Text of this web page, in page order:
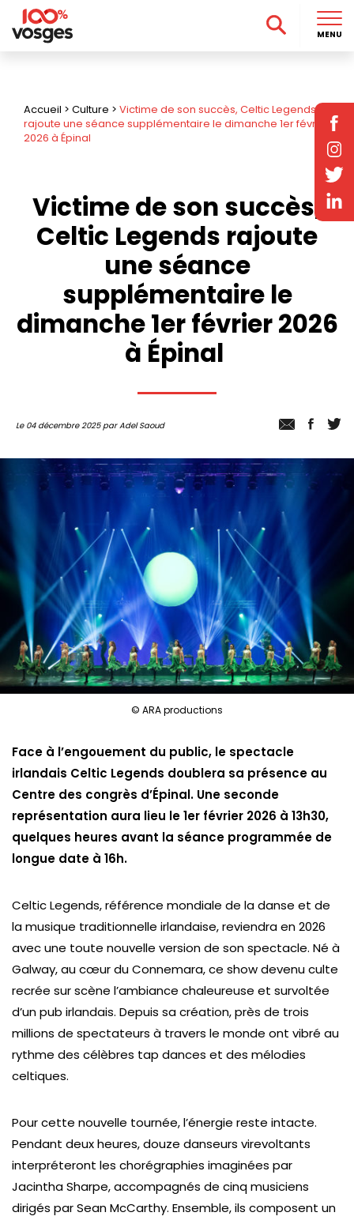
Accueil > Culture > Victime de son succès, Celtic Legends
rajoute une séance supplémentaire le dimanche 1er février
2026 à Épinal
Victime de son succès,
Celtic Legends rajoute
une séance
supplémentaire le
dimanche 1er février 2026
à Épinal
Le 04 décembre 2025 par Adel Saoud
© ARA productions
Face à l’engouement du public, le spectacle
irlandais Celtic Legends doublera sa présence au
Centre des congrès d’Épinal. Une seconde
représentation aura lieu le 1er février 2026 à 13h30,
quelques heures avant la séance programmée de
longue date à 16h.
Celtic Legends, référence mondiale de la danse et de
la musique traditionnelle irlandaise, reviendra en 2026
avec une toute nouvelle version de son spectacle. Né à
Galway, au cœur du Connemara, ce show devenu culte
recrée sur scène l’ambiance chaleureuse et survoltée
d’un pub irlandais. Depuis sa création, près de trois
millions de spectateurs à travers le monde ont vibré au
rythme des célèbres tap dances et des mélodies
celtiques.
Pour cette nouvelle tournée, l’énergie reste intacte.
Pendant deux heures, douze danseurs virevoltants
interpréteront les chorégraphies imaginées par
Jacintha Sharpe, accompagnés de cinq musiciens
dirigés par Sean McCarthy. Ensemble, ils composent un
MENU